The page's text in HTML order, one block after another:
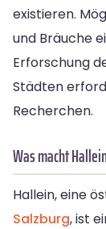
existieren.
und Bräuche
Erforschung
Städten
Recherchen.
Was macht
Hallein, eine
Salzburg, ist